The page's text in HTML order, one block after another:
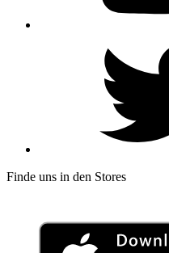
Finde uns in den Stores